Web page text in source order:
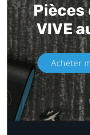
Pièces
VIVE
Acheter